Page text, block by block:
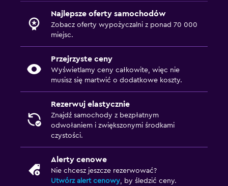
Najlepsze oferty samochodów
Zobacz oferty wypożyczalni z ponad 70 000
miejsc.
Przejrzyste ceny
Wyświetlamy ceny całkowite, więc nie
musisz się martwić o dodatkowe koszty.
Rezerwuj elastycznie
Znajdź samochody z bezpłatnym
odwołaniem i zwiększonymi środkami
czystości.
Alerty cenowe
Nie chcesz jeszcze rezerwować?
Utwórz alert cenowy, by śledzić ceny.